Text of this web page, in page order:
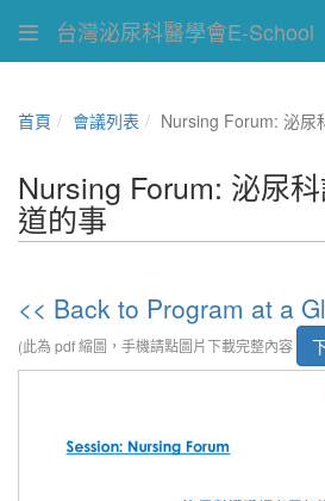
台灣泌尿科醫學會E-School
首頁 會議列表 Nursing Forum: 泌尿
Nursing Forum: 泌尿
道的事
<< Back to Program at a
(此為 pdf 縮圖，手機請點圖片下載完整內容